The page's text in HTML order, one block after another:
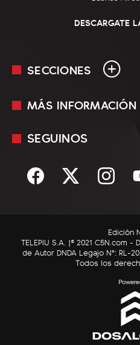
DESCARGATE
SECCIONES
En Vivo
Sociedad
C5N Autos
RatingCero
MÁS INFORMACIÓN
Mediakit
Términos y condiciones
SEGUINOS
Edición
TELEPIU S.A. |© 2021 C5N.com
de Autor DNDA Legajo N°: RL-
Todos los